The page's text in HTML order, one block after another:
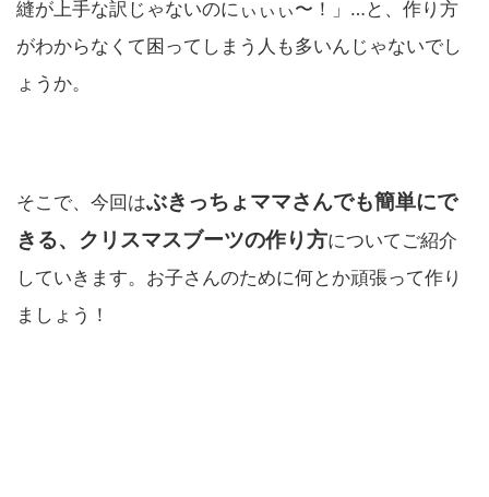
縫が上手な訳じゃないのにぃぃぃ〜！」…と、作り方
がわからなくて困ってしまう人も多いんじゃないでし
ょうか。
そこで、今回はぶきっちょママさんでも簡単にで
きる、クリスマスブーツの作り方についてご紹介
していきます。お子さんのために何とか頑張って作り
ましょう！